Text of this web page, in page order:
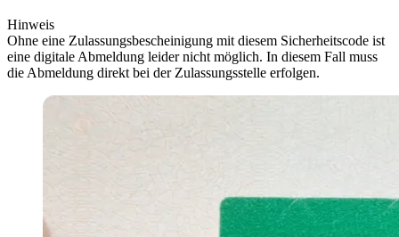
Hinweis
Ohne eine Zulassungsbescheinigung mit diesem Sicherheitscode ist
eine digitale Abmeldung leider nicht möglich. In diesem Fall muss
die Abmeldung direkt bei der Zulassungsstelle erfolgen.